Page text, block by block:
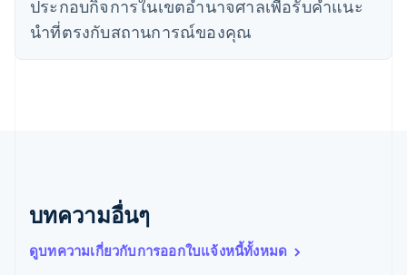
ประกอบกิจการในเขตอํานาจศาลเพื่อรับคําแนะ
นําที่ตรงกับสถานการณ์ของคุณ
บทความอื่นๆ
ดูบทความเกี่ยวกับการออกใบแจ้งหนี้ทั้งหมด
นิวซีแลนด์
English
เนเธอร์แลนด์
NederlandsEnglish
PortuguêsEnglish
English